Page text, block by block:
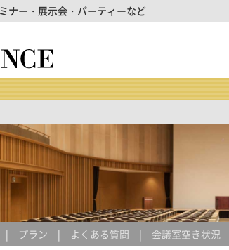
ナー・展示会・パーティーなど
ン
シ
ィ
＆
貸
会
プラン よくある質問 会議室空き状況